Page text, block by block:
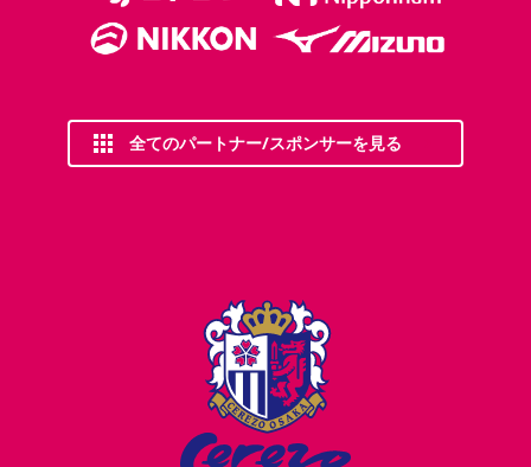
全てのパートナー/スポンサーを見る